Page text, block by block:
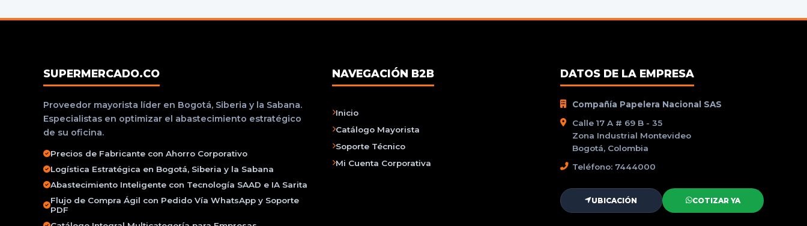
SUPERMERCADO.CO
Proveedor mayorista líder en Bogotá, Siberia y la Sabana.
Especialistas en optimizar el abastecimiento estratégico
de su oficina.
Precios de Fabricante con Ahorro Corporativo
Logística Estratégica en Bogotá, Siberia y la Sabana
Abastecimiento Inteligente con Tecnología SAAD e IA Sarita
Flujo de Compra Ágil con Pedido Vía WhatsApp y Soporte
PDF
NAVEGACIÓN B2B
Inicio
Catálogo Mayorista
Soporte Técnico
Mi Cuenta Corporativa
DATOS DE LA EMPRESA
Compañía Papelera Nacional SAS
Calle 17 A # 69 B - 35
Zona Industrial Montevideo
Bogotá, Colombia
Teléfono: 7444000
UBICACIÓN COTIZAR YA